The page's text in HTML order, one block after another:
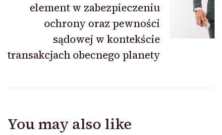
element w zabezpieczeniu
ochrony oraz pewności
sądowej w kontekście
transakcjach obecnego planety
You may also like